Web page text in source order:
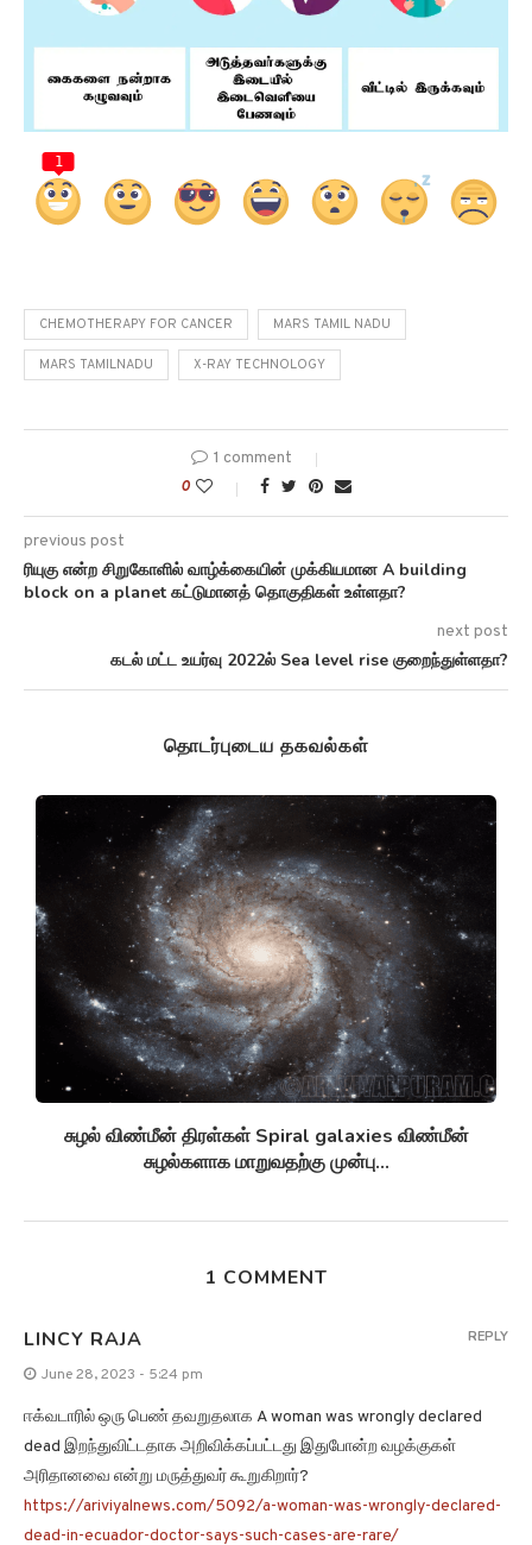
1
CHEMOTHERAPY FOR CANCER MARS TAMIL NADU
MARS TAMILNADU X-RAY TECHNOLOGY
1 comment
0
previous post
ரியுகு என்ற சிறுகோளில் வாழ்க்கையின் முக்கியமான A building
block on a planet கட்டுமானத் தொகுதிகள் உள்ளதா?
next post
கடல் மட்ட உயர்வு 2022ல் Sea level rise குறைந்துள்ளதா?
தொடர்புடைய தகவல்கள்
சுழல் விண்மீன் திரள்கள் Spiral galaxies விண்மீன்
சுழல்களாக மாறுவதற்கு முன்பு...
1 COMMENT
LINCY RAJA
June 28, 2023 - 5:24 pm
ஈக்வடாரில் ஒரு பெண் தவறுதலாக A woman was wrongly declared
dead இறந்துவிட்டதாக அறிவிக்கப்பட்டது இதுபோன்ற வழக்குகள்
அரிதானவை என்று மருத்துவர் கூறுகிறார்?
https://ariviyalnews.com/5092/a-woman-was-wrongly-declared-
dead-in-ecuador-doctor-says-such-cases-are-rare/
REPLY